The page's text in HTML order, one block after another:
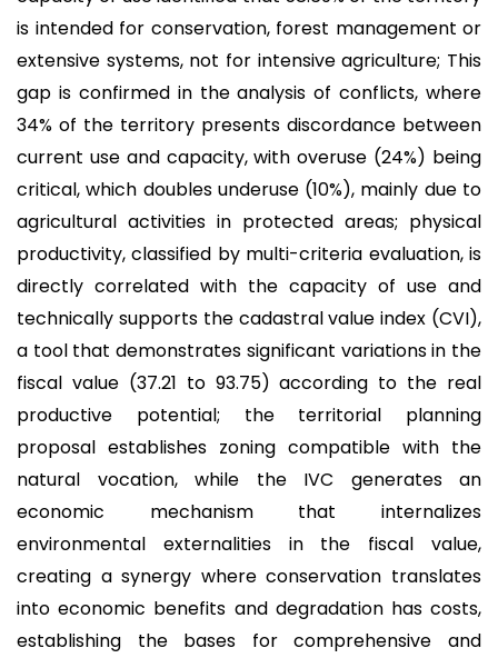
is intended for conservation, forest management or
extensive systems, not for intensive agriculture; This
gap is confirmed in the analysis of conflicts, where
34% of the territory presents discordance between
current use and capacity, with overuse (24%) being
critical, which doubles underuse (10%), mainly due to
agricultural activities in protected areas; physical
productivity, classified by multi-criteria evaluation, is
directly correlated with the capacity of use and
technically supports the cadastral value index (CVI),
a tool that demonstrates significant variations in the
fiscal value (37.21 to 93.75) according to the real
productive potential; the territorial planning
proposal establishes zoning compatible with the
natural vocation, while the IVC generates an
economic mechanism that internalizes
environmental externalities in the fiscal value,
creating a synergy where conservation translates
into economic benefits and degradation has costs,
establishing the bases for comprehensive and